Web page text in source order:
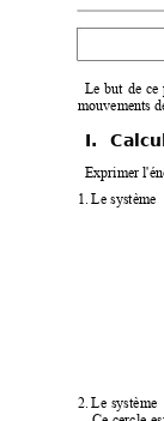
Le but de ce
mouvements
I.
Exprimer
1.
Le système
2. Le système